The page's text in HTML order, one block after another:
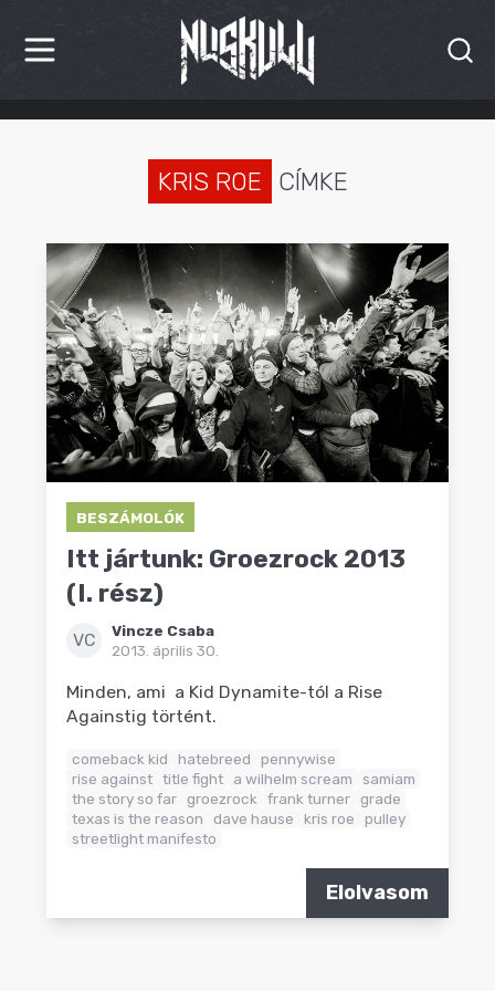
HÍREK
INTERJÚK
PREMIEREK
KULT
MÁSVILÁG
BLOG
KRIS ROE CÍMKE
BESZÁMOLÓK
Itt jártunk: Groezrock 2013
(I. rész)
VC
Vincze Csaba
2013. április 30.
Minden, ami a Kid Dynamite-tól a Rise
Againstig történt.
comeback kid hatebreed
pennywise
rise against title fight a wilhelm scream
samiam
the story so far
groezrock frank turner
grade
texas is the reason
dave hause kris roe
pulley
streetlight manifesto
Elolvasom